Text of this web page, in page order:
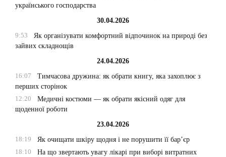
українського господарства
30.04.2026
9:53
Як організувати комфортний відпочинок на природі без
зайвих складнощів
24.04.2026
16:07
Тимчасова дружина: як обрати книгу, яка захоплює з
перших сторінок
12:20
Медичні костюми — як обрати якісний одяг для
щоденної роботи
23.04.2026
18:19
Як очищати шкіру щодня і не порушити її бар’єр
18:10
На що звертають увагу лікарі при виборі витратних